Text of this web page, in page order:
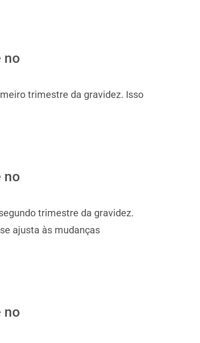
no
trimestre da gravidez. Isso
no
trimestre da gravidez.
ajusta às mudanças
no